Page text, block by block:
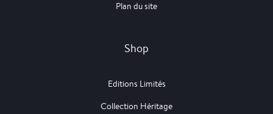
Plan du site
Shop
Editions Limités
Collection Héritage